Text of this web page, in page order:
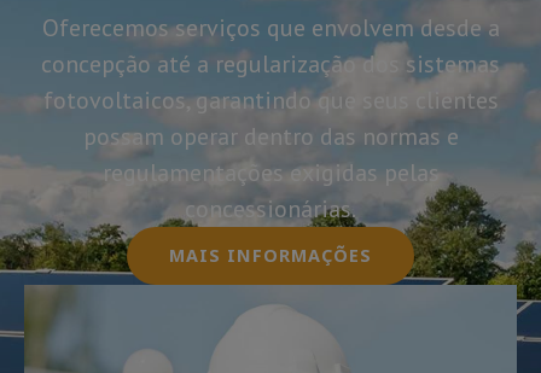
Oferecemos serviços que envolvem desde a
concepção até a regularização dos sistemas
fotovoltaicos, garantindo que seus clientes
possam operar dentro das normas e
regulamentações exigidas pelas
concessionárias.
MAIS INFORMAÇÕES